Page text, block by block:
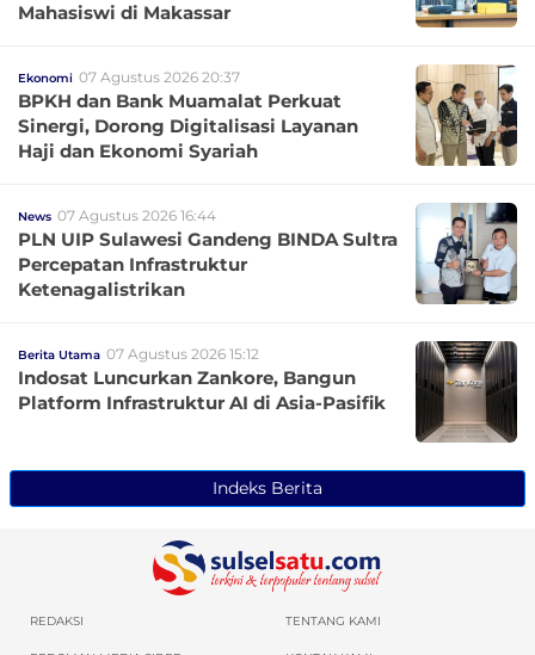
Mahasiswi di Makassar
Ekonomi 07 Agustus 2026 20:37
BPKH dan Bank Muamalat Perkuat
Sinergi, Dorong Digitalisasi Layanan
Haji dan Ekonomi Syariah
News 07 Agustus 2026 16:44
PLN UIP Sulawesi Gandeng BINDA Sultra
Percepatan Infrastruktur
Ketenagalistrikan
Berita Utama 07 Agustus 2026 15:12
Indosat Luncurkan Zankore, Bangun
Platform Infrastruktur AI di Asia-Pasifik
Indeks Berita
REDAKSI TENTANG KAMI